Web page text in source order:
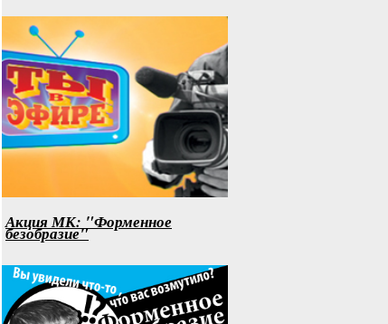
Акция МК: "Форменное
безобразие"